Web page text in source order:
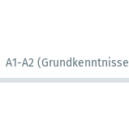
A1-A2